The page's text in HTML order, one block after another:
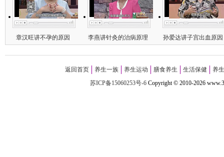
章汉旺讲不孕的原因 李燕讲针灸的治病原理 孙爱达讲子宫出血原因
返回首页 养生一族 养生运动 膳食养生 生活保健
养
苏ICP备15060253号-6Copyright©2010-2026